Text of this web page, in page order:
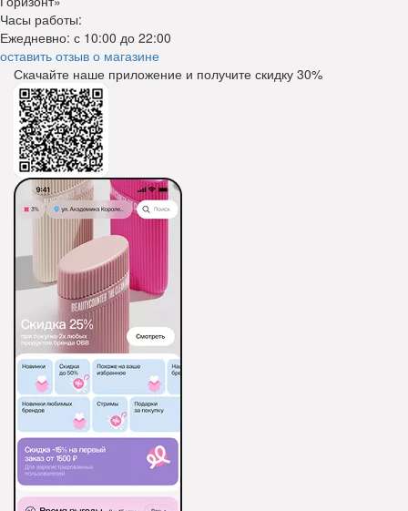
Часы работы:
Ежедневно: с 10:00 до 22:00
оставить отзыв о магазине
Скачайте наше приложение и получите скидку 30%